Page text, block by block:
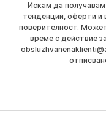
Искам да
тенденции, оферти и
поверителност.
време с действие